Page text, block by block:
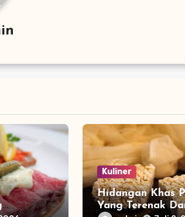
Kuliner
Hidangan Khas
Yang Terenak